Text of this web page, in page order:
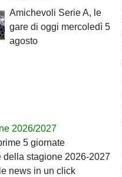
Amichevoli Serie A, le
gare di oggi mercoledì 5
agosto
2026/2027
5 giornate
stagione 2026-2027
news in un click